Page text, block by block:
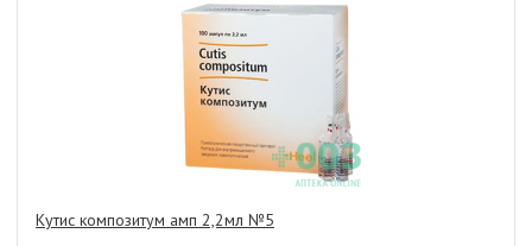
Кутис композитум амп 2,2мл №5